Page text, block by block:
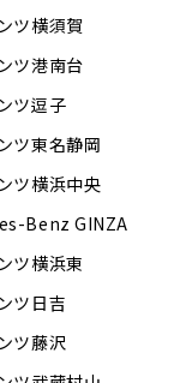
ツ横須賀
ツ港南台
ツ逗子
ツ東名静岡
ツ横浜中央
Benz GINZA
ツ横浜東
ツ日吉
ツ藤沢